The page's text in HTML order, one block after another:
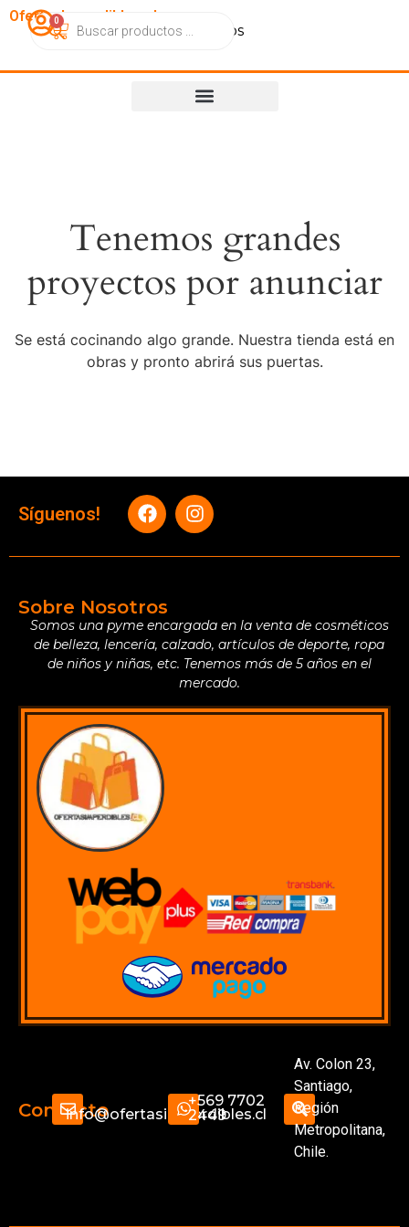
OfertasImperdibles.cl
CatálogoContactoNosotros
0
Tenemos grandes
proyectos por anunciar
Se está cocinando algo grande. Nuestra tienda está en
obras y pronto abrirá sus puertas.
Síguenos!
Sobre Nosotros
Somos una pyme encargada en la venta de cosméticos
de belleza, lencería, calzado, artículos de deporte, ropa
de niños y niñas, etc. Tenemos más de 5 años en el
mercado.
Contactoinfo@ofertasimperdibles.cl
+569 7702
2449
Av. Colon 23,
Santiago,
Región
Metropolitana,
Chile.